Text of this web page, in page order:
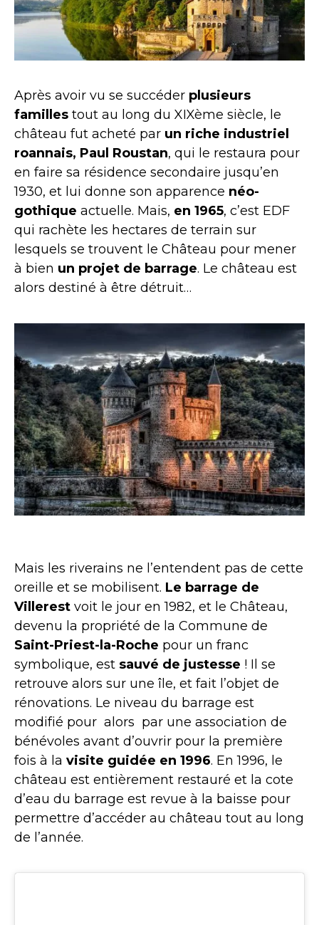
Après avoir vu se succéder plusieurs
familles tout au long du XIXème siècle, le
château fut acheté par un riche industriel
roannais, Paul Roustan, qui le restaura pour
en faire sa résidence secondaire jusqu’en
1930, et lui donne son apparence néo-
gothique actuelle. Mais, en 1965, c’est EDF
qui rachète les hectares de terrain sur
lesquels se trouvent le Château pour mener
à bien un projet de barrage. Le château est
alors destiné à être détruit…
Mais les riverains ne l’entendent pas de cette
oreille et se mobilisent. Le barrage de
Villerest voit le jour en 1982, et le Château,
devenu la propriété de la Commune de
Saint-Priest-la-Roche pour un franc
symbolique, est sauvé de justesse ! Il se
retrouve alors sur une île, et fait l’objet de
rénovations. Le niveau du barrage est
modifié pour alors par une association de
bénévoles avant d’ouvrir pour la première
fois à la visite guidée en 1996. En 1996, le
château est entièrement restauré et la cote
d’eau du barrage est revue à la baisse pour
permettre d’accéder au château tout au long
de l’année.